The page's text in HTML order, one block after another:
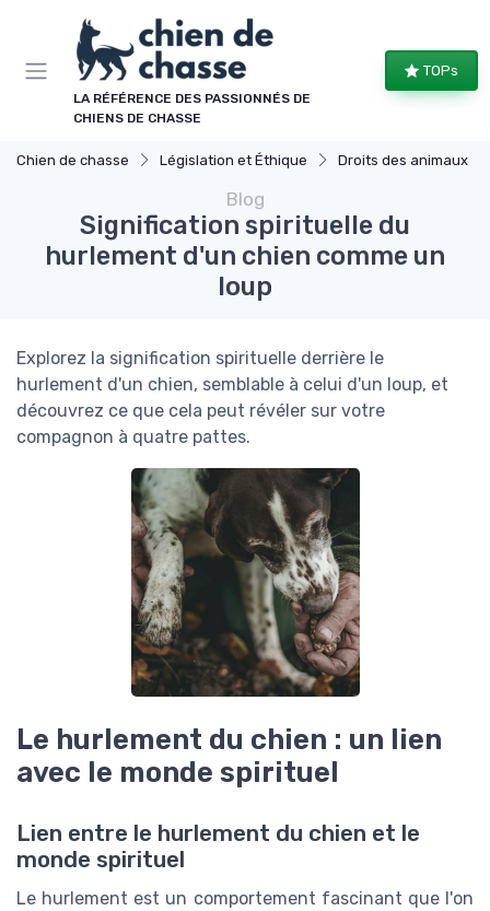
LA RÉFÉRENCE DES PASSIONNÉS DE
CHIENS DE CHASSE
TOPs
Chien de chasse Législation et Éthique Droits des animaux
Blog
Signification spirituelle du
hurlement d'un chien comme un
loup
Explorez la signification spirituelle derrière le
hurlement d'un chien, semblable à celui d'un loup, et
découvrez ce que cela peut révéler sur votre
compagnon à quatre pattes.
Le hurlement du chien : un lien
avec le monde spirituel
Lien entre le hurlement du chien et le
monde spirituel
Le hurlement est un comportement fascinant que l'on
Panneau de gestion des cookies